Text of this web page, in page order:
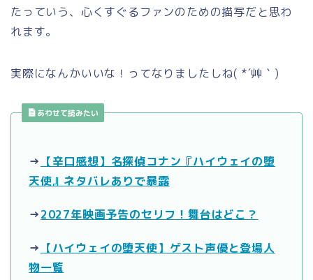
たっていう、心くすぐるファンのための描写だと思わ
れます。
実際になんかいいな！ってなりましたしね( *´艸｀)
あわせて読みたい
→ 【辛口感想】名探偵コナン『ハイウェイの堕
天使』ネタバレありで暴露
→2027年映画予告のセリフ！舞台はどこ？
→ 【ハイウェイの堕天使】ゲスト声優と登場人
物一覧